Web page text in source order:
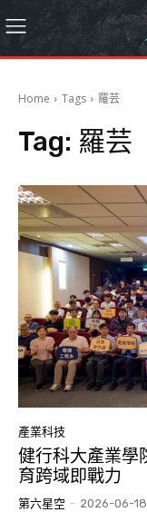
Home Tags 羅芸
Tag: 羅芸
產業科技
健行科大產業
育跨域即戰力
第六星空 - 2026-06-18